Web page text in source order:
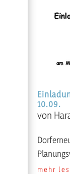
10.09.
von
mehr